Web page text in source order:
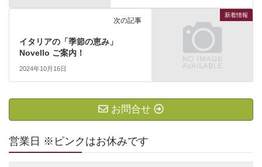
新着情報
次の記事
イタリアの「季節の恵み」
Novello ご案内！
2024年10月16日
お問合せ
営業日 ※ピンクはお休みです